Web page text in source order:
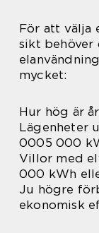
För att välja
sikt behöver
mycket:
Hur hög är
Lägenheter
0005 000
Villor med
000 kWh
Ju högre
ekonomisk